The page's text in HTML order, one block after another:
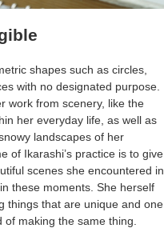
shapes such as circles,
with no designated purpose.
work from scenery, like the
her everyday life, as well as
landscapes of her
of Ikarashi’s practice is to give
scenes she encountered in
these moments. She herself
things that are unique and one
making the same thing.